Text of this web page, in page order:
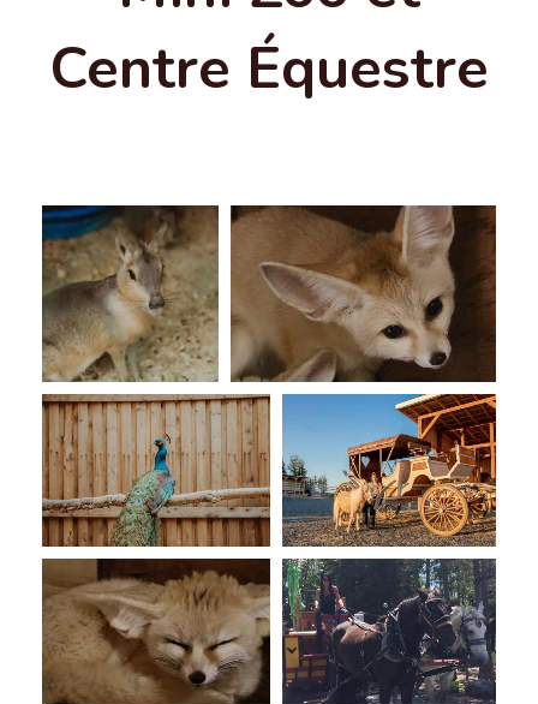
Centre Équestre